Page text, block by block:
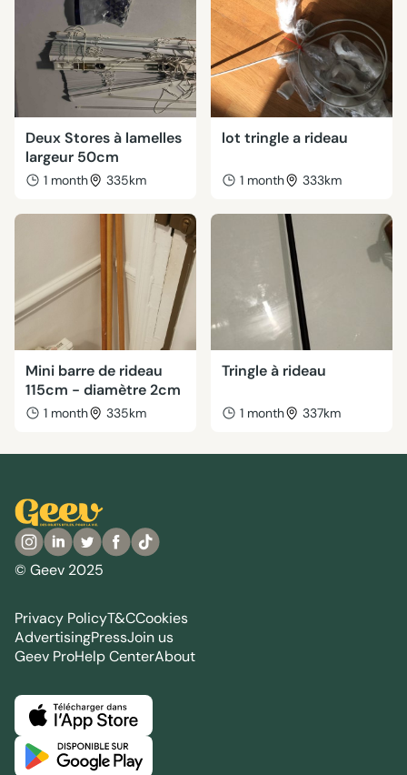
Deux Stores à lamelles
largeur 50cm
1 month 335km
lot tringle a rideau
1 month 333km
Mini barre de rideau
115cm - diamètre 2cm
1 month 335km
Tringle à rideau
1 month 337km
© Geev 2025
Privacy PolicyT&CCookies
AdvertisingPressJoin us
Geev ProHelp CenterAbout